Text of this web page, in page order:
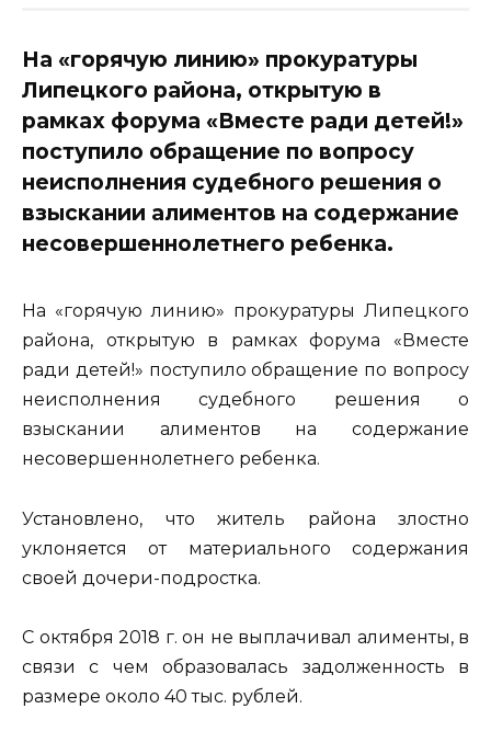
На «горячую линию» прокуратуры
Липецкого района, открытую в
рамках форума «Вместе ради детей!»
поступило обращение по вопросу
неисполнения судебного решения о
взыскании алиментов на содержание
несовершеннолетнего ребенка.
На «горячую линию» прокуратуры Липецкого
района, открытую в рамках форума «Вместе
ради детей!» поступило обращение по вопросу
неисполнения судебного решения о
взыскании алиментов на содержание
несовершеннолетнего ребенка.
Установлено, что житель района злостно
уклоняется от материального содержания
своей дочери-подростка.
С октября 2018 г. он не выплачивал алименты, в
связи с чем образовалась задолженность в
размере около 40 тыс. рублей.